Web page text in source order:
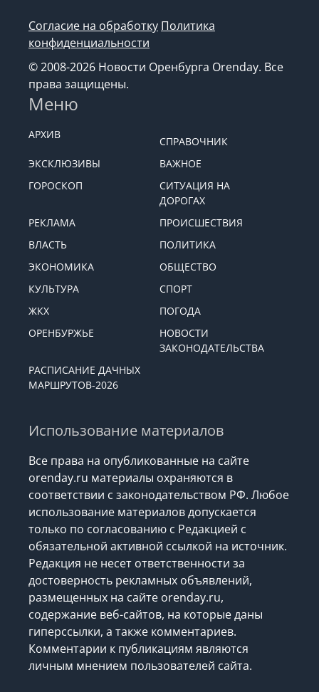
Согласие на обработку Политика
конфиденциальности
© 2008-2026 Новости Оренбурга Orenday. Все
права защищены.
Меню
АРХИВ
СПРАВОЧНИК
ЭКСКЛЮЗИВЫ
ВАЖНОЕ
ГОРОСКОП
СИТУАЦИЯ НА
ДОРОГАХ
РЕКЛАМА
ПРОИСШЕСТВИЯ
ВЛАСТЬ
ПОЛИТИКА
ЭКОНОМИКА
ОБЩЕСТВО
КУЛЬТУРА
СПОРТ
ЖКХ
ПОГОДА
ОРЕНБУРЖЬЕ
НОВОСТИ
ЗАКОНОДАТЕЛЬСТВА
РАСПИСАНИЕ ДАЧНЫХ
МАРШРУТОВ-2026
Использование материалов
Все права на опубликованные на сайте
orenday.ru материалы охраняются в
соответствии с законодательством РФ. Любое
использование материалов допускается
только по согласованию с Редакцией с
обязательной активной ссылкой на источник.
Редакция не несет ответственности за
достоверность рекламных объявлений,
размещенных на сайте orenday.ru,
содержание веб-сайтов, на которые даны
гиперссылки, а также комментариев.
Комментарии к публикациям являются
личным мнением пользователей сайта.